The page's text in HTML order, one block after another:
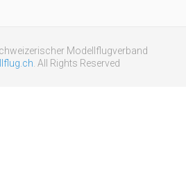
Modellflugverband
. All Rights Reserved